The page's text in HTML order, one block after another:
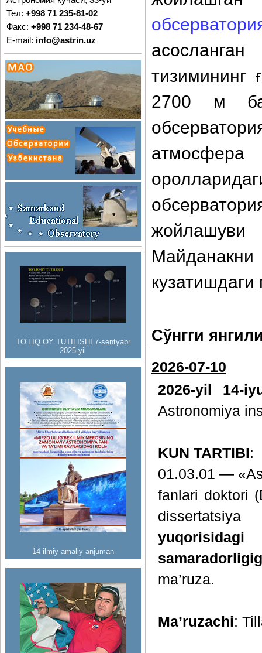
Тел: +998 71 235-81-02
Факс: +998 71 234-48-67
E-mail: info@astrin.uz
TO‘LIQ OY TUTILISHI 7-sentyabr
2025-yil
14-ilmiy-amaliy anjuman
тизимининг
2700 м
Сўнгги
2026-07-10
2026-yil 14-
Astronomiya
KUN TARTIBI:
01.03.01 —
fanlari doktori
ma’ruza.
Ma’ruzachi: